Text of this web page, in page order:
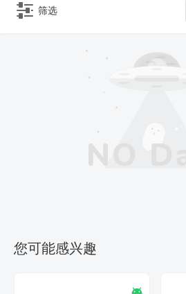
筛选
您可能感兴趣